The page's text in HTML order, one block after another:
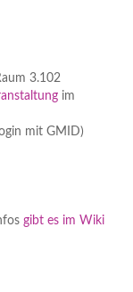
3.102
im
mit GMID)
gibt es im Wiki